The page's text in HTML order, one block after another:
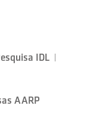
IDL
AARP